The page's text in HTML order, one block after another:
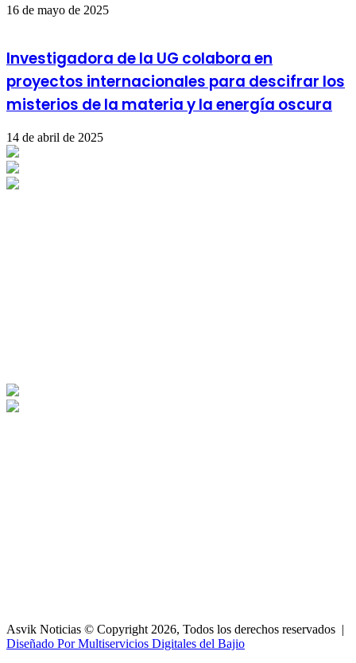
16 de mayo de 2025
Investigadora de la UG colabora en
proyectos internacionales para descifrar los
misterios de la materia y la energía oscura
14 de abril de 2025
Asvik Noticias © Copyright 2026, Todos los derechos reservados |
Diseñado Por Multiservicios Digitales del Bajio